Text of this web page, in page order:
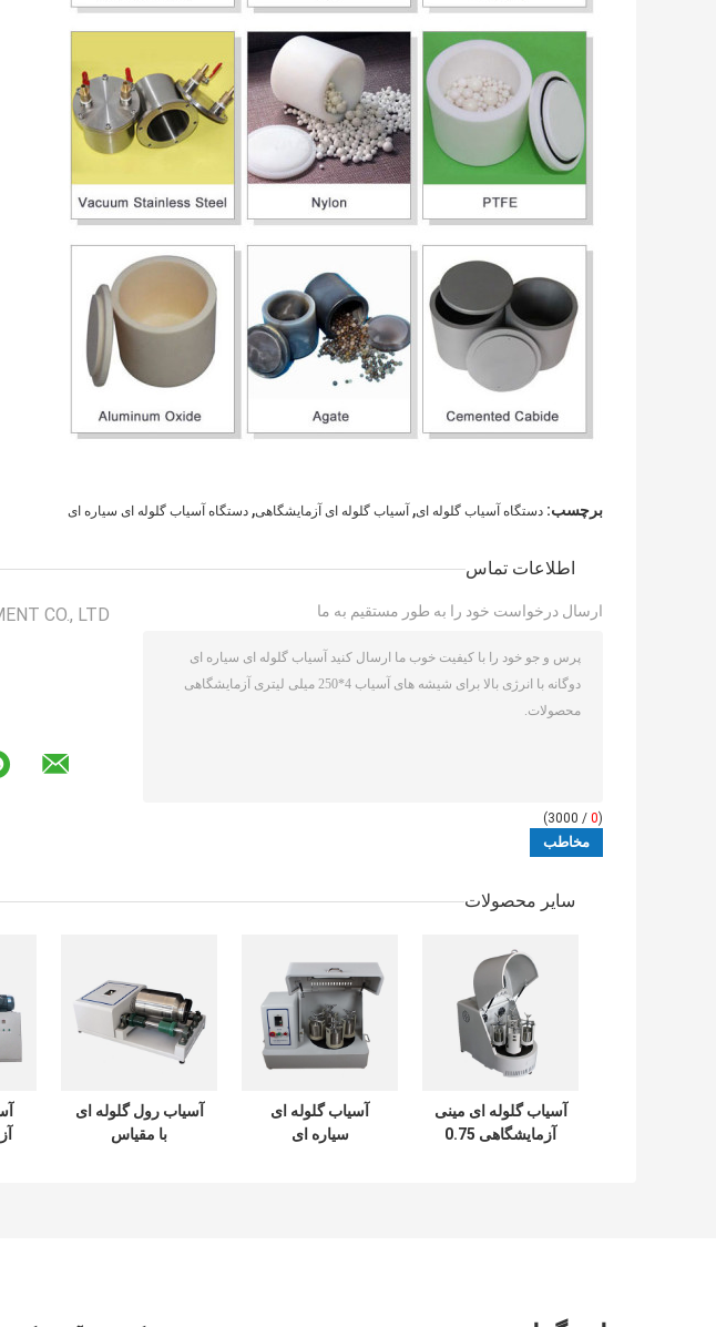
برچسب: دستگاه آسیاب گلوله ای, آسیاب گلوله ای آزمایشگاهی, دستگاه آسیاب گلوله ای سیاره ای
اطلاعات تماس
CO., LTD. ارسال درخواست خود را به طور مستقیم به ما
(
0
/ 3000)
سایر محصولات
آسیاب گلوله ای مینی
آزمایشگاهی 0.75
آسیاب گلوله ای
سیاره ای
آسیاب رول گلوله ای
با مقیاس